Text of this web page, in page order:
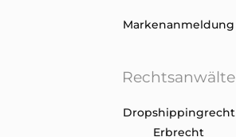
Markenanmeldung
Rechtsanwälte
Dropshippingrecht
Erbrecht